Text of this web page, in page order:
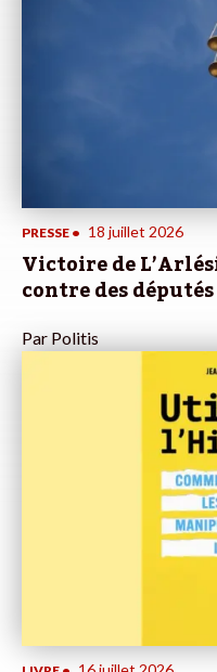
PRESSE • 18 juillet 2026
Victoire de
contre des
Par Politis